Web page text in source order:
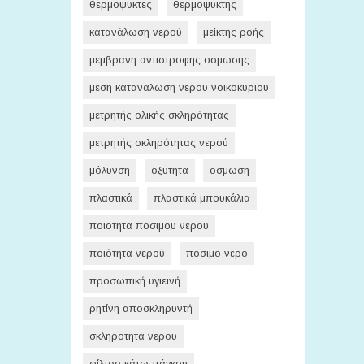
θερμοψυκτες θερμοψυκτης
κατανάλωση νερού μείκτης ροής
μεμβρανη αντιστροφης οσμωσης
μεση καταναλωση νερου νοικοκυριου
μετρητής ολικής σκληρότητας
μετρητής σκληρότητας νερού
μόλυνση οξυτητα οσμωση
πλαστικά πλαστικά μπουκάλια
ποιοτητα ποσιμου νερου
ποιότητα νερού ποσιμο νερο
προσωπική υγιεινή
ρητίνη αποσκληρυντή
σκληροτητα νερου